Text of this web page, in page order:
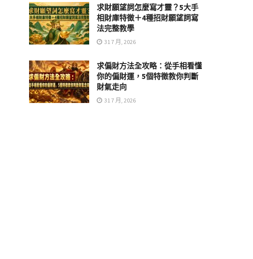
求財願望詞怎麼寫才靈？5大手
相財庫特徵＋4種招財願望詞寫
法完整教學
31 7 月, 2026
求偏財方法全攻略：從手相看懂
你的偏財運，5個特徵教你判斷
財氣走向
31 7 月, 2026